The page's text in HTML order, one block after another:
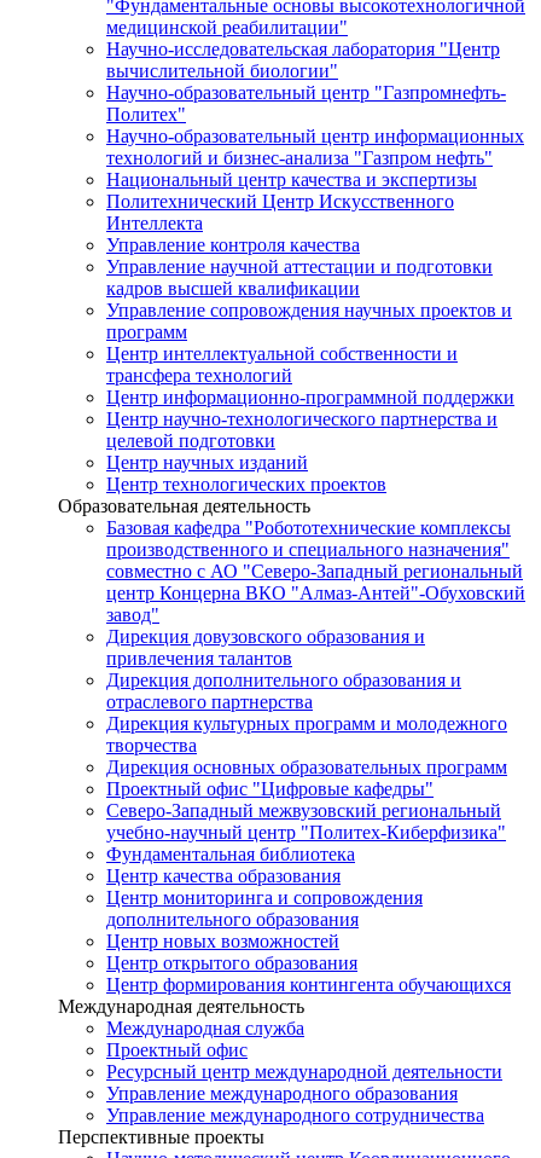
"Фундаментальные основы высокотехнологичной
медицинской реабилитации"
Научно-исследовательская лаборатория "Центр
вычислительной биологии"
Научно-образовательный центр "Газпромнефть-
Политех"
Научно-образовательный центр информационных
технологий и бизнес-анализа "Газпром нефть"
Национальный центр качества и экспертизы
Политехнический Центр Искусственного
Интеллекта
Управление контроля качества
Управление научной аттестации и подготовки
кадров высшей квалификации
Управление сопровождения научных проектов и
программ
Центр интеллектуальной собственности и
трансфера технологий
Центр информационно-программной поддержки
Центр научно-технологического партнерства и
целевой подготовки
Центр научных изданий
Центр технологических проектов
Образовательная деятельность
Базовая кафедра "Робототехнические комплексы
производственного и специального назначения"
совместно с АО "Северо-Западный региональный
центр Концерна ВКО "Алмаз-Антей"-Обуховский
завод"
Дирекция довузовского образования и
привлечения талантов
Дирекция дополнительного образования и
отраслевого партнерства
Дирекция культурных программ и молодежного
творчества
Дирекция основных образовательных программ
Проектный офис "Цифровые кафедры"
Северо-Западный межвузовский региональный
учебно-научный центр "Политех-Киберфизика"
Фундаментальная библиотека
Центр качества образования
Центр мониторинга и сопровождения
дополнительного образования
Центр новых возможностей
Центр открытого образования
Центр формирования контингента обучающихся
Международная деятельность
Международная служба
Проектный офис
Ресурсный центр международной деятельности
Управление международного образования
Управление международного сотрудничества
Перспективные проекты